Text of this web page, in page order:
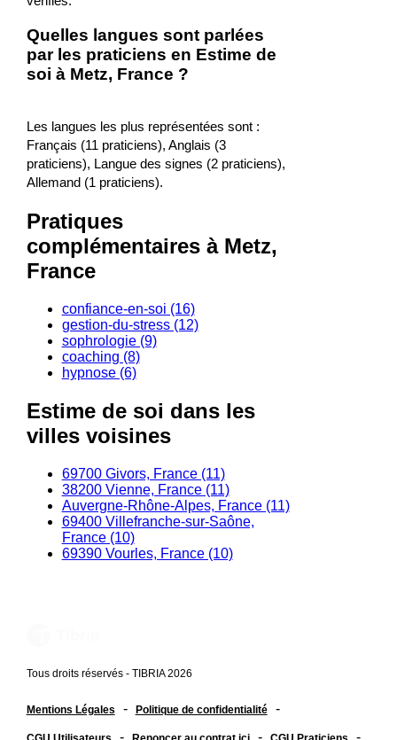
Quelles langues sont parlées
par les praticiens en Estime de
soi à Metz, France ?
Les langues les plus représentées sont :
Français (11 praticiens), Anglais (3
praticiens), Langue des signes (2 praticiens),
Allemand (1 praticiens).
Pratiques
complémentaires à Metz,
France
confiance-en-soi (16)
gestion-du-stress (12)
sophrologie (9)
coaching (8)
hypnose (6)
Estime de soi dans les
villes voisines
69700 Givors, France (11)
38200 Vienne, France (11)
Auvergne-Rhône-Alpes, France (11)
69400 Villefranche-sur-Saône,
France (10)
69390 Vourles, France (10)
Tous droits réservés - TIBRIA 2026
Mentions Légales - Politique de confidentialité -
- - -